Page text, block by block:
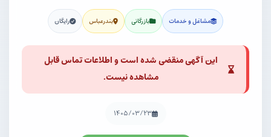
مشاغل و خدمات بازرگانی بندرعباس رایگان
این آگهی منقضی شده است و اطلاعات تماس قابل
مشاهده نیست.
۱۴۰۵/۰۳/۲۳